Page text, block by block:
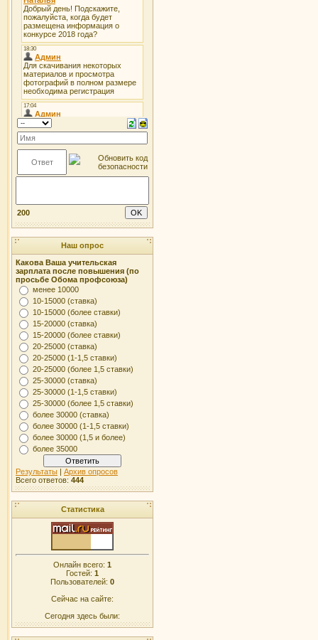
200
Наш опрос
Какова Ваша учительская
зарплата после повышения (по
просьбе Обома профсоюза)
менее 10000
10-15000 (ставка)
10-15000 (более ставки)
15-20000 (ставка)
15-20000 (более ставки)
20-25000 (ставка)
20-25000 (1-1,5 ставки)
20-25000 (более 1,5 ставки)
25-30000 (ставка)
25-30000 (1-1,5 ставки)
25-30000 (более 1,5 ставки)
более 30000 (ставка)
более 30000 (1-1,5 ставки)
более 30000 (1,5 и более)
более 35000
Результаты | Архив опросов
Всего ответов: 444
Статистика
Онлайн всего: 1
Гостей: 1
Пользователей: 0
Сейчас на сайте:
Сегодня здесь были: